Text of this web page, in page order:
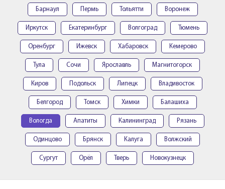
Барнаул Пермь Тольятти Воронеж
Иркутск Екатеринбург Волгоград Тюмень
Оренбург Ижевск Хабаровск Кемерово
Тула Сочи Ярославль Магнитогорск
Киров Подольск Липецк Владивосток
Белгород Томск Химки Балашиха
Вологда Апатиты Калининград Рязань
Одинцово Брянск Калуга Волжский
Сургут Орёл Тверь Новокузнецк